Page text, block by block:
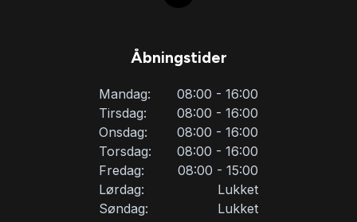
Åbningstider
Mandag:
08:00 - 16:00
Tirsdag:
08:00 - 16:00
Onsdag:
08:00 - 16:00
Torsdag:
08:00 - 16:00
Fredag:
08:00 - 15:00
Lørdag:
Lukket
Søndag:
Lukket